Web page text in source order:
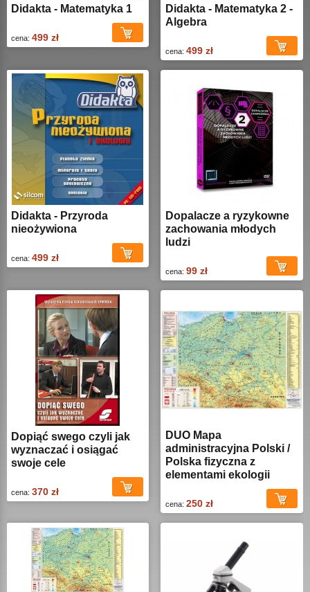
Didakta - Matematyka 1
cena: 499 zł
Didakta - Matematyka 2 -
Algebra
cena:499 zł
Didakta - Przyroda
nieożywiona
cena: 499 zł
Dopalacze a ryzykowne
zachowania młodych
ludzi
cena:99 zł
Dopiąć swego czyli jak
wyznaczać i osiągać
swoje cele
cena: 370 zł
DUO Mapa
administracyjna Polski /
Polska fizyczna z
elementami ekologii
cena:250 zł